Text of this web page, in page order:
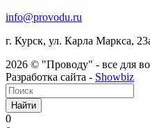
info@provodu.ru
г. Курск, ул. Карла Маркса,
2026 © "Проводу" - все для
Разработка сайта - Showbiz
Найти
0